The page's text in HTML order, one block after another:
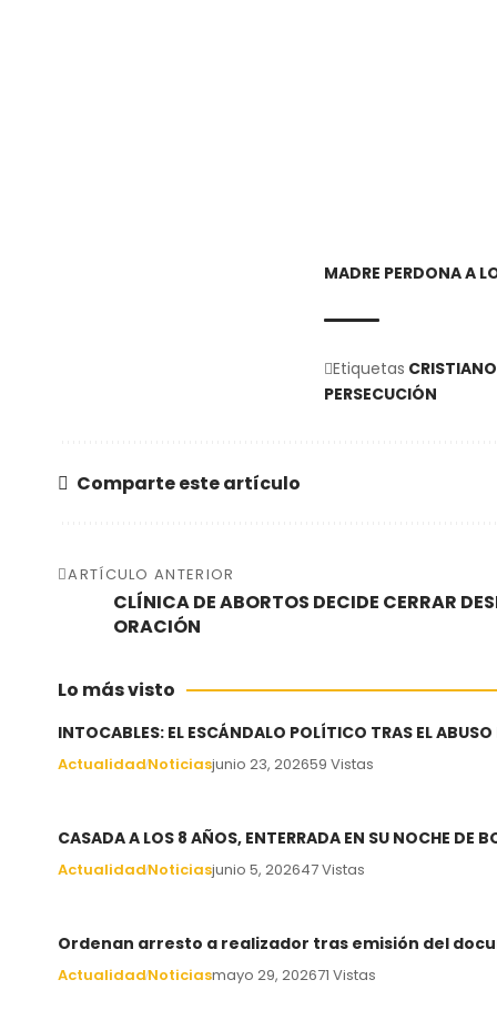
MADRE PERDONA A
Etiquetas
PERSECUCIÓN
Comparte este artículo
ARTÍCULO ANTERIOR
CLÍNICA DE ABORTOS DECIDE CERRAR
ORACIÓN
Lo más visto
INTOCABLES: EL ESCÁNDALO POLÍTICO TRAS EL
ActualidadNoticiasjunio 23, 202659 Vistas
CASADA A LOS 8 AÑOS, ENTERRADA EN SU NOCHE DE
ActualidadNoticiasjunio 5, 202647 Vistas
Ordenan arresto a realizador tras emisión del
ActualidadNoticiasmayo 29, 202671 Vistas